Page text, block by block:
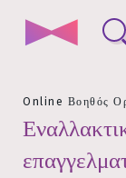
Online Βοηθός